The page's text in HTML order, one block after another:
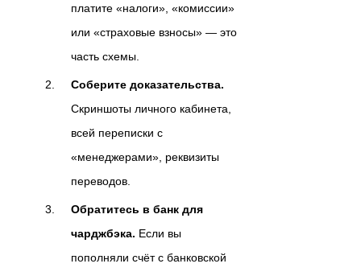
платите «налоги», «комиссии»
или «страховые взносы» — это
часть схемы.
Соберите доказательства.
Скриншоты личного кабинета,
всей переписки с
«менеджерами», реквизиты
переводов.
Обратитесь в банк для
чарджбэка. Если вы
пополняли счёт с банковской